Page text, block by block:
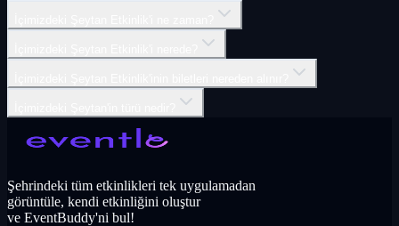
Şehrindeki tüm etkinlikleri tek uygulamadan
görüntüle, kendi etkinliğini oluştur
ve EventBuddy'ni bul!